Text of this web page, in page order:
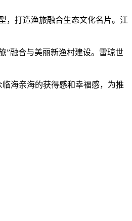
打造渔旅融合生态文化名片。江
融合与美丽新渔村建设。雷琼世
海亲海的获得感和幸福感，为推